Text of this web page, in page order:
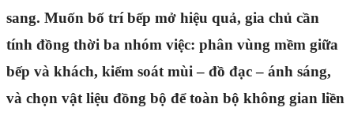
sang. Muốn bố trí bếp mở hiệu quả, gia chủ cần
tính đồng thời ba nhóm việc: phân vùng mềm giữa
bếp và khách, kiểm soát mùi – đồ đạc – ánh sáng,
và chọn vật liệu đồng bộ để toàn bộ không gian liền